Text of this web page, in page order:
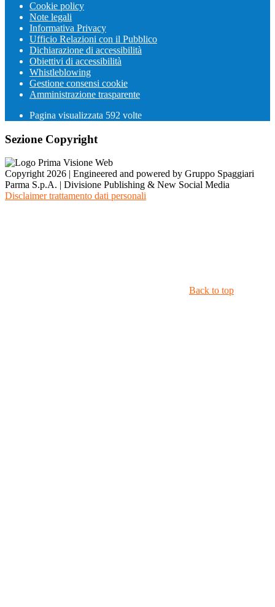
Cookie policy
Note legali
Informativa Privacy
Ufficio Relazioni con il Pubblico
Dichiarazione di accessibilità
Obiettivi di accessibilità
Whistleblowing
Gestione consensi cookie
Amministrazione trasparente
Pagina visualizzata 592 volte
Sezione Copyright
Copyright 2026 | Engineered and powered by Gruppo Spaggiari
Parma S.p.A. | Divisione Publishing & New Social Media
Disclaimer trattamento dati personali
Back to top